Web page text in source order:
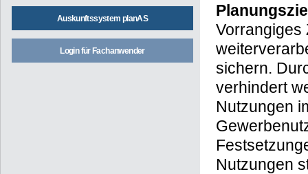
Auskunftssystem planAS
Login für Fachanwender
Vorrangiges
sichern.
verhindert
Nutzungen
Nutzungen